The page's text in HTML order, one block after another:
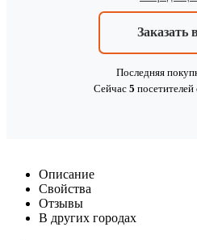
Заказать
Последняя
Сейчас 5 посетителей
Описание
Свойства
Отзывы
В других городах